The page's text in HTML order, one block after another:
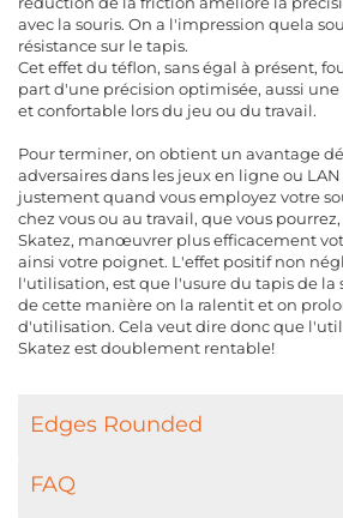
avec la souris. On a l'impression quela
résistance sur le tapis.
Cet effet du téflon, sans égal à présent,
part d'une précision optimisée, aussi
et confortable lors du jeu ou du travail.
Pour terminer, on obtient un avantage
adversaires dans les jeux en ligne ou LAN
justement quand vous employez votre
chez vous ou au travail, que vous
Skatez, manœuvrer plus efficacement
ainsi votre poignet. L'effet positif non
l'utilisation, est que l'usure du tapis de
de cette manière on la ralentit et on
d'utilisation. Cela veut dire donc que
Skatez est doublement rentable!
Edges Rounded
FAQ